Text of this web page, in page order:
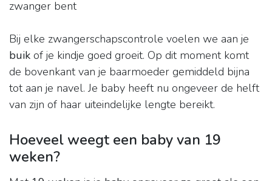
zwanger bent
Bij elke zwangerschapscontrole voelen we aan je
buik of je kindje goed groeit. Op dit moment komt
de bovenkant van je baarmoeder gemiddeld bijna
tot aan je navel. Je baby heeft nu ongeveer de helft
van zijn of haar uiteindelijke lengte bereikt.
Hoeveel weegt een baby van 19
weken?